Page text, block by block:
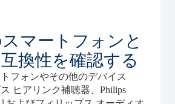
マートフォンと
換性を確認する
フォンやその他のデバイス
ヒアリンク補聴器、Philips